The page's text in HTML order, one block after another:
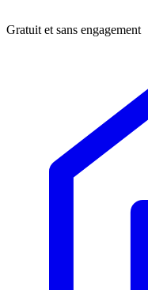
Gratuit et sans engagement